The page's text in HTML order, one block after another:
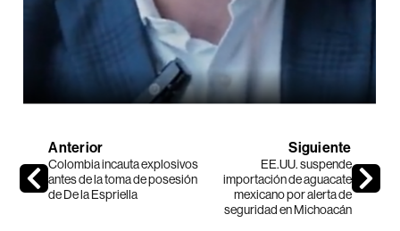
Anterior
Colombia incauta explosivos
antes de la toma de posesión
de De la Espriella
Siguiente
EE.UU. suspende
importación de aguacate
mexicano por alerta de
seguridad en Michoacán